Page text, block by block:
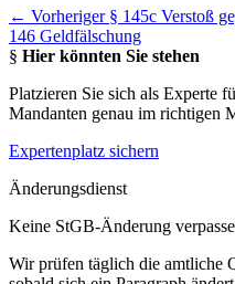
← Vorheriger § 145c Verstoß
146 Geldfälschung
§ Hier könnten Sie stehen
Platzieren Sie sich als Experte
Mandanten genau im richtigen
Expertenplatz sichern
Änderungsdienst
Keine StGB-Änderung
Wir prüfen täglich die amtliche